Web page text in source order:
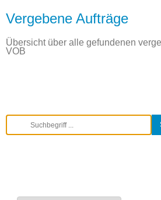
Vergebene Aufträge
Übersicht über alle gefundenen
VOB